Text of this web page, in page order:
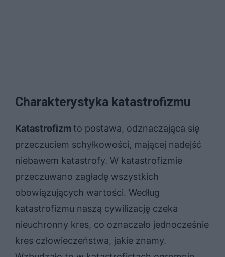
Charakterystyka katastrofizmu
Katastrofizm to postawa, odznaczająca się
przeczuciem schyłkowości, mającej nadejść
niebawem katastrofy. W katastrofizmie
przeczuwano zagładę wszystkich
obowiązujących wartości. Według
katastrofizmu naszą cywilizację czeka
nieuchronny kres, co oznaczało jednocześnie
kres człowieczeństwa, jakie znamy.